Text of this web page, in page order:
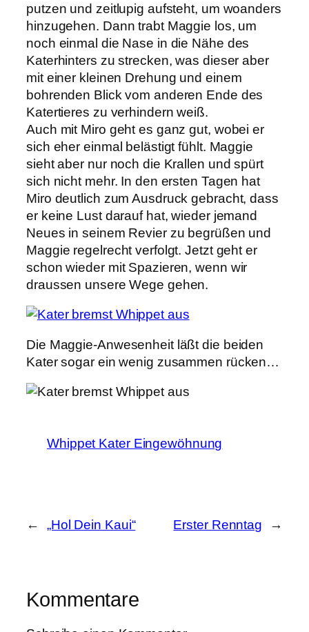
putzen und zeitlupig aufsteht, um woanders
hinzugehen. Dann trabt Maggie los, um
noch einmal die Nase in die Nähe des
Katerhinters zu strecken, was dieser aber
mit einer kleinen Drehung und einem
bohrenden Blick vom anderen Ende des
Katertieres zu verhindern weiß.
Auch mit Miro geht es ganz gut, wobei er
sich eher einmal belästigt fühlt. Maggie
sieht aber nur noch die Krallen und spürt
sich nicht mehr. In den ersten Tagen hat
Miro deutlich zum Ausdruck gebracht, dass
er keine Lust darauf hat, wieder jemand
Neues in seinem Revier zu begrüßen und
Maggie regelrecht verfolgt. Jetzt geht er
schon wieder mit Spazieren, wenn wir
draussen unsere Wege gehen.
Die Maggie-Anwesenheit läßt die beiden
Kater sogar ein wenig zusammen rücken…
Whippet Kater Eingewöhnung
← „Hol Dein Kaui“ Erster Renntag →
Kommentare